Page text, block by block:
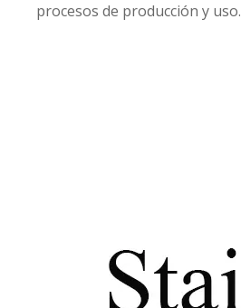
procesos de producción y uso.